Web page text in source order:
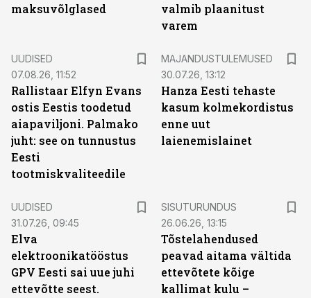
maksuvõlglased
valmib plaanitust
varem
UUDISED
07.08.26, 11:52
Rallistaar Elfyn Evans
ostis Eestis toodetud
aiapaviljoni. Palmako
juht: see on tunnustus
Eesti
tootmiskvaliteedile
MAJANDUSTULEMUSED
30.07.26, 13:12
Hanza Eesti tehaste
kasum kolmekordistus
enne uut
laienemislainet
UUDISED
31.07.26, 09:45
Elva
elektroonikatööstus
GPV Eesti sai uue juhi
ettevõtte seest.
SISUTURUNDUS
26.06.26, 13:15
Tõstelahendused
peavad aitama vältida
ettevõtete kõige
kallimat kulu –